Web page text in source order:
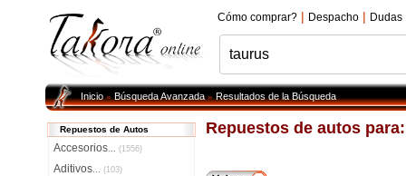
Cómo comprar? | Despacho | Dudas
Inicio»Búsqueda Avanzada»Resultados de la Búsqueda
Repuestos de Autos
Accesorios... (1556)
Aditivos... (103)
Repuestos de autos